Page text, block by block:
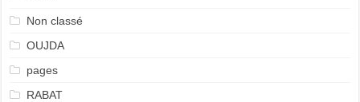
Non classé
OUJDA
pages
RABAT